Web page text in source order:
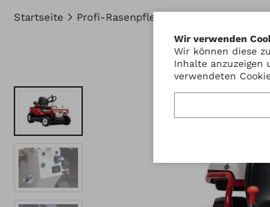
Startseite Profi-Rasenpflege
Wir verwenden
Wir können diese
Inhalte anzuzeigen
verwendeten